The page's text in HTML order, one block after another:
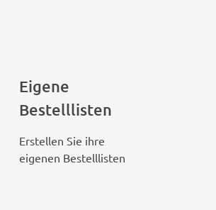
Eigene
Bestelllisten
Erstellen Sie ihre
eigenen Bestelllisten